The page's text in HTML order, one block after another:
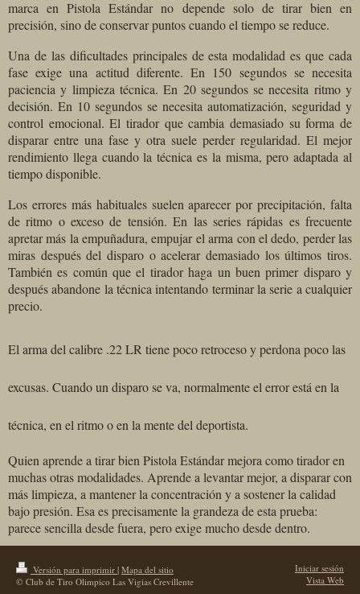
marca en Pistola Estándar no depende solo de tirar bien en
precisión, sino de conservar puntos cuando el tiempo se reduce.
Una de las dificultades principales de esta modalidad es que cada
fase exige una actitud diferente. En 150 segundos se necesita
paciencia y limpieza técnica. En 20 segundos se necesita ritmo y
decisión. En 10 segundos se necesita automatización, seguridad y
control emocional. El tirador que cambia demasiado su forma de
disparar entre una fase y otra suele perder regularidad. El mejor
rendimiento llega cuando la técnica es la misma, pero adaptada al
tiempo disponible.
Los errores más habituales suelen aparecer por precipitación, falta
de ritmo o exceso de tensión. En las series rápidas es frecuente
apretar más la empuñadura, empujar el arma con el dedo, perder las
miras después del disparo o acelerar demasiado los últimos tiros.
También es común que el tirador haga un buen primer disparo y
después abandone la técnica intentando terminar la serie a cualquier
precio.
El arma del calibre .22 LR tiene poco retroceso y perdona poco las
excusas. Cuando un disparo se va, normalmente el error está en la
técnica, en el ritmo o en la mente del deportista.
Quien aprende a tirar bien Pistola Estándar mejora como tirador en
muchas otras modalidades. Aprende a levantar mejor, a disparar con
más limpieza, a mantener la concentración y a sostener la calidad
bajo presión. Esa es precisamente la grandeza de esta prueba:
parece sencilla desde fuera, pero exige mucho desde dentro.
Versión para imprimir | Mapa del sitio
© Club de Tiro Olimpico Las Vigias Crevillente
Iniciar sesión
Vista Web